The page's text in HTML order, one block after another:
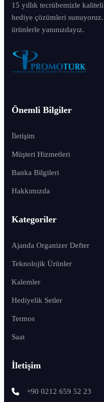
15 yıllık tecrübemizle
hediye çözümleri sunuyoruz.
ürünlerle yanınızdayız.
Önemli Bilgiler
İletişim
Müşteri Hizmetleri
Banka Bilgileri
Hakkımızda
Kategoriler
Ajanda Organizer Defter
Teknolojik Ürünler
Kalemler
Hediyelik Setler
Termos
Saat
İletişim
+90 0212 659 52 23